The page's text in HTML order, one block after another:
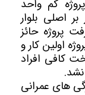
نارنجستان 1 در بر اصلی بلوار
پروژه حائز
اولین کار و
کافی افراد
های عمرانی